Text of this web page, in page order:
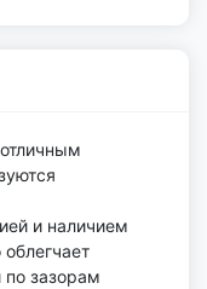
и наличием
по зазорам